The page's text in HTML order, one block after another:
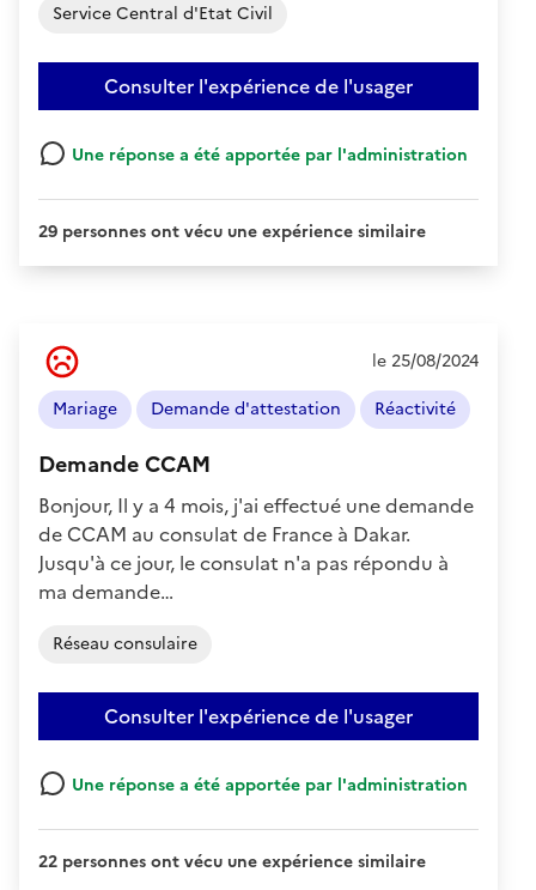
Service Central d'Etat Civil
Consulter l'expérience de l'usager
Une réponse a été apportée par l'administration
29 personnes ont vécu une expérience similaire
Demande CCAM
l'usager
:
Négatif
le 25/08/2024
Mariage
Demande d'attestation Réactivité
Bonjour, Il y a 4 mois, j'ai effectué une demande
de CCAM au consulat de France à Dakar.
Jusqu'à ce jour, le consulat n'a pas répondu à
ma demande…
Réseau consulaire
Consulter l'expérience de l'usager
Une réponse a été apportée par l'administration
22 personnes ont vécu une expérience similaire